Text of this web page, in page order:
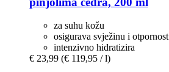
za suhu kožu
osigurava svježinu i otpornost
intenzivno hidratizira
€ 23,99 (€ 119,95 / l)